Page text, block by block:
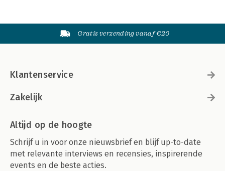
Gratis verzending vanaf €20
Klantenservice
Zakelijk
Altijd op de hoogte
Schrijf u in voor onze nieuwsbrief en blijf up-to-date
met relevante interviews en recensies, inspirerende
events en de beste acties.